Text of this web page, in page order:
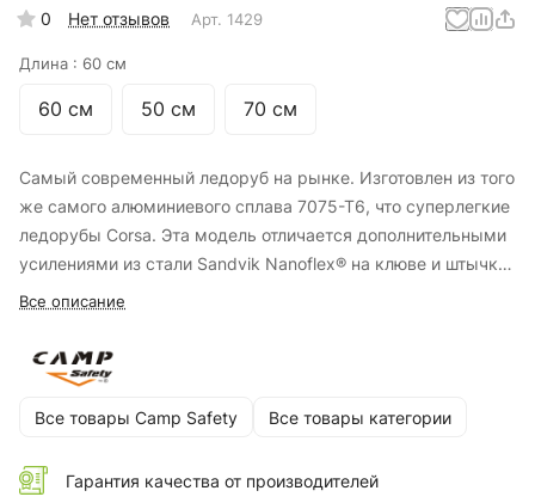
0 Нет отзывов Арт. 1429
Длина : 60 см
60 см 50 см 70 см
Самый современный ледоруб на рынке. Изготовлен из того
же самого алюминиевого сплава 7075-T6, что суперлегкие
ледорубы Corsa. Эта модель отличается дополнительными
усилениями из стали Sandvik Nanoflex® на клюве и штычке
инструмента, что значительно повышает прочность и
практически не увеличивая при этом вес ледоруба.
Все описание
Все товары Camp Safety Все товары категории
Гарантия качества от производителей